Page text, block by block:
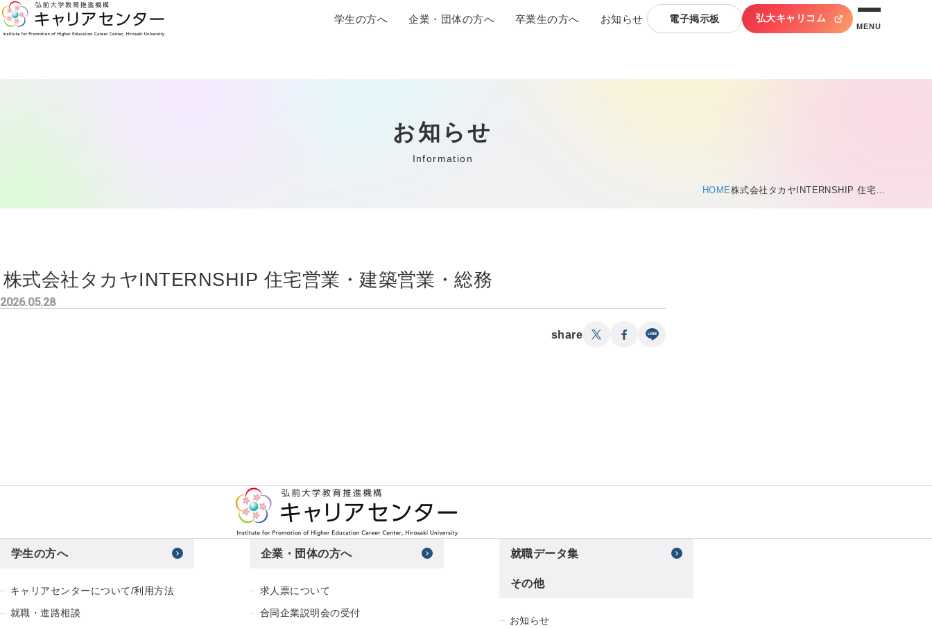
学生の方へ 企業・団体の方へ 卒業生の方へ お知らせ 電子掲示板 弘大キャリコム
MENU
お知らせ
Information
HOME株式会社タカヤINTERNSHIP 住宅…
株式会社タカヤINTERNSHIP 住宅営業・建築営業・総務
2026.05.28
share
学生の方へ
キャリアセンターについて/利用方法
就職・進路相談
企業・団体の方へ
求人票について
合同企業説明会の受付
就職データ集
その他
お知らせ